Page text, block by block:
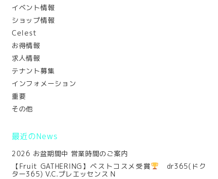
イベント情報
ショップ情報
Celest
お得情報
求人情報
テナント募集
インフォメーション
重要
その他
最近のNews
2026 お盆期間中 営業時間のご案内
【Fruit GATHERING】ベストコスメ受賞
dr365(ドク
ター365) V.C.プレエッセンス N